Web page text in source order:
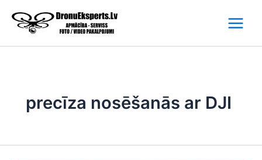
content
precīza nosēšanās ar DJI